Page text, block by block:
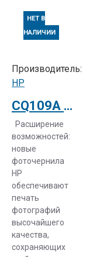
НЕТ В
НАЛИЧИИ
Производитель:
HP
CQ109A Струйный плоттер HP Designjet Z6200 42in Printer
Расширение
возможностей:
новые
фоточернила
HP
обеспечивают
печать
фотографий
высочайшего
качества,
сохраняющих